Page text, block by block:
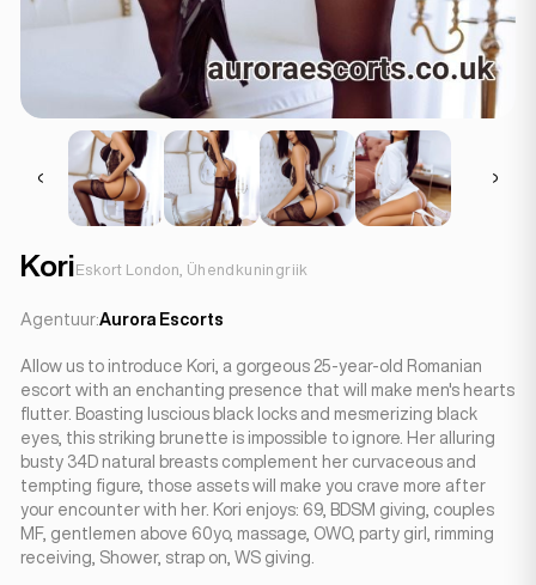
KoriEskort London, Ühendkuningriik
Agentuur:Aurora Escorts
Allow us to introduce Kori, a gorgeous 25-year-old Romanian
escort with an enchanting presence that will make men's hearts
flutter. Boasting luscious black locks and mesmerizing black
eyes, this striking brunette is impossible to ignore. Her alluring
busty 34D natural breasts complement her curvaceous and
tempting figure, those assets will make you crave more after
your encounter with her. Kori enjoys: 69, BDSM giving, couples
MF, gentlemen above 60yo, massage, OWO, party girl, rimming
receiving, Shower, strap on, WS giving.